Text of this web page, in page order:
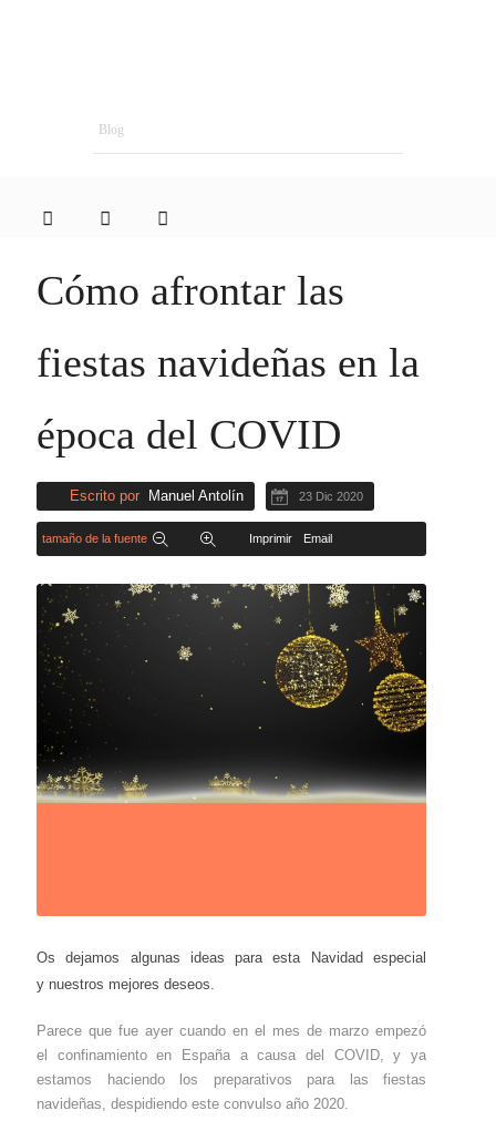
Blog
Cómo afrontar las
fiestas navideñas en la
época del COVID
Escrito por Manuel Antolín 23 Dic 2020
tamaño de la fuente Imprimir Email
Os dejamos algunas ideas para esta Navidad especial
y nuestros mejores deseos.
Parece que fue ayer cuando en el mes de marzo empezó
el confinamiento en España a causa del COVID, y ya
estamos haciendo los preparativos para las fiestas
navideñas, despidiendo este convulso año 2020.